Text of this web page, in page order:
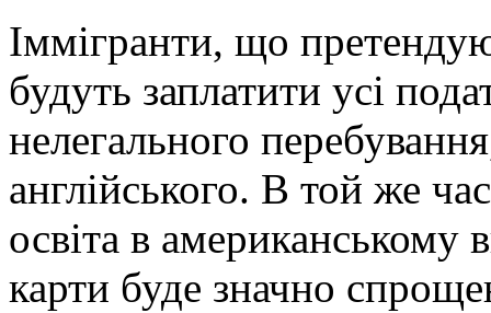
Іммігранти, що
будуть заплатити усі
нелегального
англійського. В той же
освіта в американському
карти буде значно